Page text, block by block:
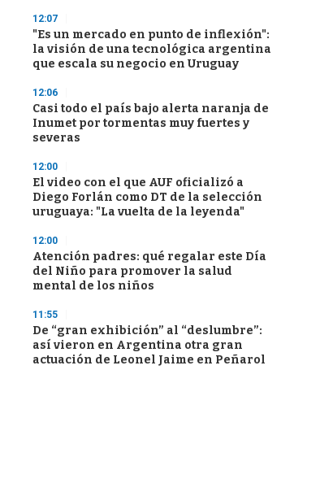
12:07
"Es un mercado en punto de inflexión":
la visión de una tecnológica argentina
que escala su negocio en Uruguay
12:06
Casi todo el país bajo alerta naranja de
Inumet por tormentas muy fuertes y
severas
12:00
El video con el que AUF oficializó a
Diego Forlán como DT de la selección
uruguaya: "La vuelta de la leyenda"
12:00
Atención padres: qué regalar este Día
del Niño para promover la salud
mental de los niños
11:55
De “gran exhibición” al “deslumbre”:
así vieron en Argentina otra gran
actuación de Leonel Jaime en Peñarol